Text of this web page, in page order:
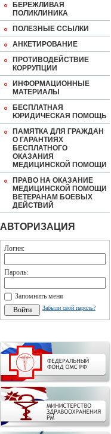
БЕРЕЖЛИВАЯ
ПОЛИКЛИНИКА
ПОЛЕЗНЫЕ ССЫЛКИ
АНКЕТИРОВАНИЕ
ПРОТИВОДЕЙСТВИЕ
КОРРУПЦИИ
ИНФОРМАЦИОННЫЕ
МАТЕРИАЛЫ
БЕСПЛАТНАЯ
ЮРИДИЧЕСКАЯ ПОМОЩЬ
ПАМЯТКА ДЛЯ ГРАЖДАН
О ГАРАНТИЯХ
БЕСПЛАТНОГО
ОКАЗАНИЯ
МЕДИЦИНСКОЙ ПОМОЩИ
ПРАВО НА ОКАЗАНИЕ
МЕДИЦИНСКОЙ ПОМОЩИ
ВЕТЕРАНАМ БОЕВЫХ
ДЕЙСТВИЙ
АВТОРИЗАЦИЯ
Логин:
Пароль:
Запомнить меня
Забыли свой пароль?